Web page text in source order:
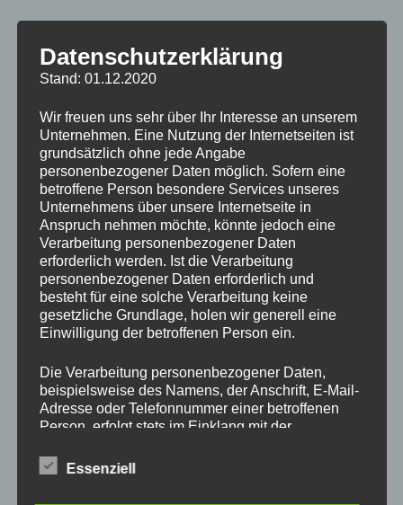
27.11.2021 - 28.11.2021
10:00 - 19:00
Veranstaltungsort
Schloss Hof
Leider Abgesagt
Es weihnachtet wieder in Schloss Hof. Und ich freu mich
sehr wieder Teil dieses einmaligen Weihnachtsmarktes zu
sein.
Schloss sowie seine prachtvolle geschmückten
Gartenanlage bestaunen. Zwischen unzähligen
Handwerksständen gibt es auch eine köstliche Auswahl an
Datenschutzerklärung
Stand: 01.12.2020
Wir freuen uns sehr über Ihr Interesse an unserem
Unternehmen. Eine Nutzung der Internetseiten ist
grundsätzlich ohne jede Angabe
personenbezogener Daten möglich. Sofern eine
betroffene Person besondere Services unseres
Unternehmens über unsere Internetseite in
Anspruch nehmen möchte, könnte jedoch eine
Verarbeitung personenbezogener Daten
erforderlich werden. Ist die Verarbeitung
personenbezogener Daten erforderlich und
besteht für eine solche Verarbeitung keine
gesetzliche Grundlage, holen wir generell eine
Einwilligung der betroffenen Person ein.
Die Verarbeitung personenbezogener Daten,
beispielsweise des Namens, der Anschrift, E-Mail-
Adresse oder Telefonnummer einer betroffenen
Person, erfolgt stets im Einklang mit der
Übereinstimmung mit den für uns geltenden
Essenziell